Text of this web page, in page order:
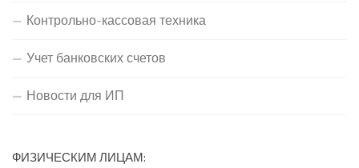
Контрольно-кассовая техника
Учет банковских счетов
Новости для ИП
ФИЗИЧЕСКИМ ЛИЦАМ: